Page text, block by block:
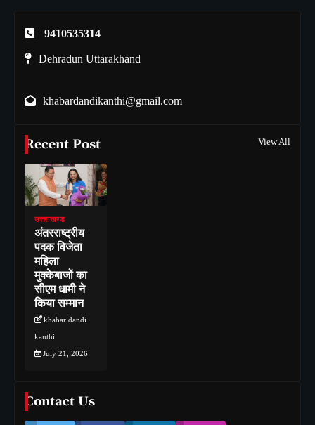
9410535314
Dehradun Uttarakhand
khabardandikanthi@gmail.com
Recent Post View All
उत्तराखण्ड
अंतरराष्ट्रीय
पदक विजेता
महिला
मुक्केबाजों का
सीएम धामी ने
किया सम्मान
khabar dandi
kanthi
July 21, 2026
Contact Us